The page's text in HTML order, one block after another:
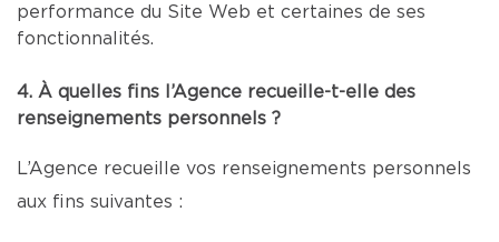
performance du Site Web et certaines de ses
fonctionnalités.
4. À quelles fins l’Agence recueille-t-elle des
renseignements personnels ?
L’Agence recueille vos renseignements personnels
aux fins suivantes :